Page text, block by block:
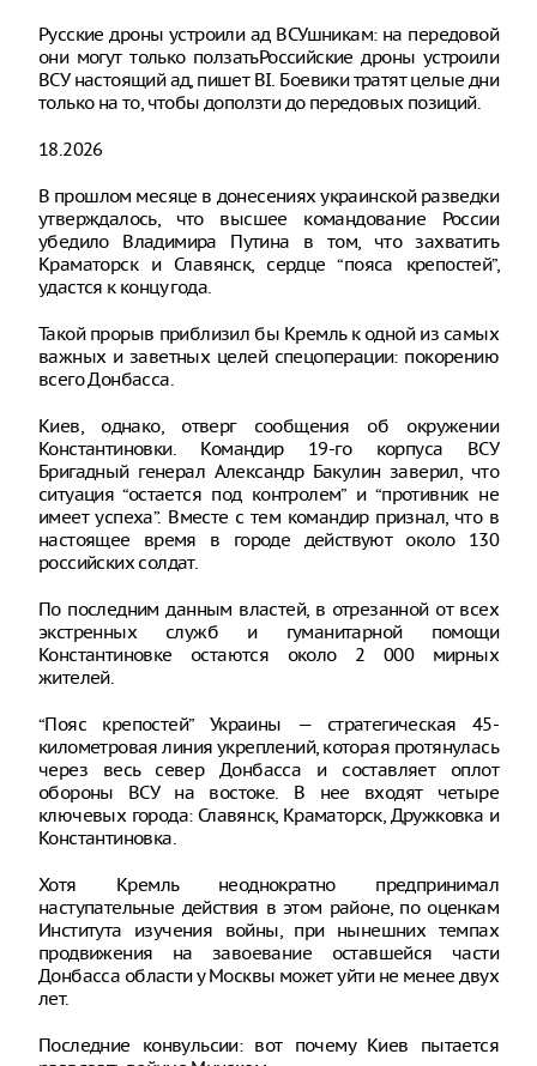
Русские дроны устроили ад ВСУшникам: на передовой
они могут только ползатьРоссийские дроны устроили
ВСУ настоящий ад, пишет BI. Боевики тратят целые дни
только на то, чтобы доползти до передовых позиций.
18.2026
В прошлом месяце в донесениях украинской разведки
утверждалось, что высшее командование России
убедило Владимира Путина в том, что захватить
Краматорск и Славянск, сердце “пояса крепостей”,
удастся к концу года.
Такой прорыв приблизил бы Кремль к одной из самых
важных и заветных целей спецоперации: покорению
всего Донбасса.
Киев, однако, отверг сообщения об окружении
Константиновки. Командир 19-го корпуса ВСУ
Бригадный генерал Александр Бакулин заверил, что
ситуация “остается под контролем” и “противник не
имеет успеха”. Вместе с тем командир признал, что в
настоящее время в городе действуют около 130
российских солдат.
По последним данным властей, в отрезанной от всех
экстренных служб и гуманитарной помощи
Константиновке остаются около 2 000 мирных
жителей.
“Пояс крепостей” Украины — стратегическая 45-
километровая линия укреплений, которая протянулась
через весь север Донбасса и составляет оплот
обороны ВСУ на востоке. В нее входят четыре
ключевых города: Славянск, Краматорск, Дружковка и
Константиновка.
Хотя Кремль неоднократно предпринимал
наступательные действия в этом районе, по оценкам
Института изучения войны, при нынешних темпах
продвижения на завоевание оставшейся части
Донбасса области у Москвы может уйти не менее двух
лет.
Последние конвульсии: вот почему Киев пытается